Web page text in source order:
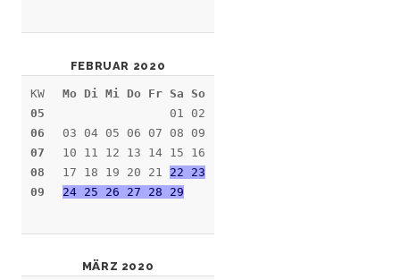
FEBRUAR 2020
KW
05
06
07
08
09
Mo Di Mi Do Fr Sa So
01 02
03 04 05 06 07 08 09
10 11 12 13 14 15 16
17 18 19 20 21 22 23
24 25 26 27 28 29
MÄRZ 2020